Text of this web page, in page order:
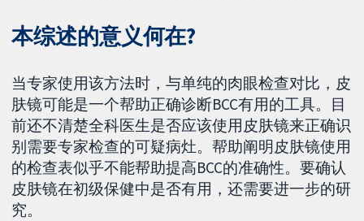
本综述的意义何在?
当专家使用该方法时，与单纯的肉眼检查对比，皮
肤镜可能是一个帮助正确诊断BCC有用的工具。目
前还不清楚全科医生是否应该使用皮肤镜来正确识
别需要专家检查的可疑病灶。帮助阐明皮肤镜使用
的检查表似乎不能帮助提高BCC的准确性。要确认
皮肤镜在初级保健中是否有用，还需要进一步的研
究。